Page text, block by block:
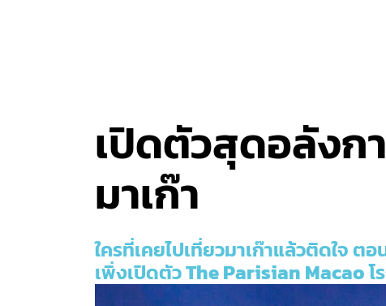
เปิดตัวสุดอลังก
มาเก๊า
ใครที่เคยไปเที่ยวมาเก๊าแล้วติดใจ ต
เพิ่งเปิดตัวThe Parisian Macaoโ